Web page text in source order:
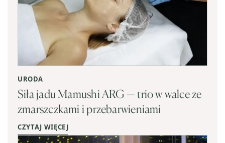
URODA
Siła jadu Mamushi ARG — trio w walce ze
zmarszczkami i przebarwieniami
CZYTAJ WIĘCEJ